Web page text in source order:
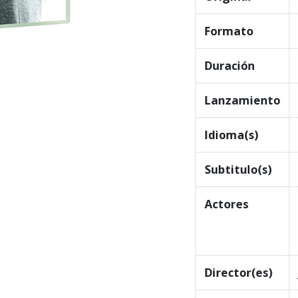
Formato
Duración
Lanzamiento
Idioma(s)
Subtitulo(s)
Actores
Director(es)